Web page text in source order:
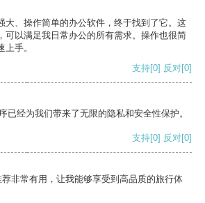
大、操作简单的办公软件，终于找到了它。这
可以满足我日常办公的所有需求。操作也很简
手。
支持[0] 反对[0]
已经为我们带来了无限的隐私和安全性保护。
支持[0] 反对[0]
非常有用，让我能够享受到高品质的旅行体